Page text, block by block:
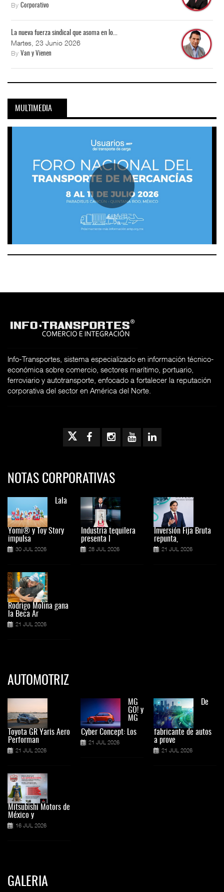
By Corporativo
La nueva fuerza sindical que asoma en lo...
Martes, 23 Junio 2026
By Van y Vienen
MULTIMEDIA
Info-Transportes, sistema especializado en información técnico-
económica sobre comercio, sectores marítimo, portuario,
ferroviario y autotransporte, enfocado a fortalecer la reputación
corporativa del sector en América del Norte.
NOTAS CORPORATIVAS
Lala
Yomi® y Toy Story
impulsa
30 JUL 2026
Rodrigo Molina gana
la Beca Ar
21 JUL 2026
Industria tequilera
presenta l
28 JUL 2026
Inversión Fija Bruta
repunta,
21 JUL 2026
AUTOMOTRIZ
Toyota GR Yaris Aero
Performan
21 JUL 2026
Mitsubishi Motors de
México y
16 JUL 2026
MG
GO! y
MG
Cyber Concept: Los
21 JUL 2026
De
fabricante de autos
a prove
21 JUL 2026
GALERIA